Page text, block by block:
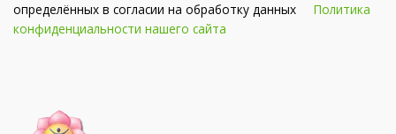
определённых в согласии на обработку данных Политика
конфиденциальности нашего сайта